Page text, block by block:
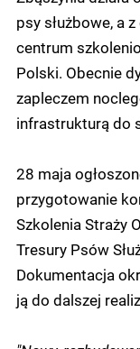
psy służbowe, a
centrum
Polski. Obecnie
zapleczem
infrastrukturą do
28 maja
przygotowanie
Szkolenia Straży
Tresury Psów
Dokumentacja
ją do dalszej